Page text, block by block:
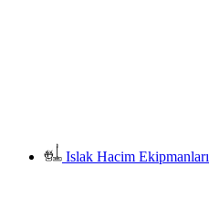
Islak Hacim Ekipmanları